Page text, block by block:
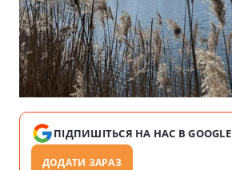
ПІДПИШІТЬСЯ НА НАС В GOOGLE
ДОДАТИ ЗАРАЗ